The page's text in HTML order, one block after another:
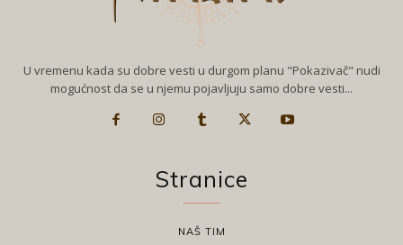
U vremenu kada su dobre vesti u durgom planu "Pokazivač" nudi
mogućnost da se u njemu pojavljuju samo dobre vesti...
Stranice
NAŠ TIM